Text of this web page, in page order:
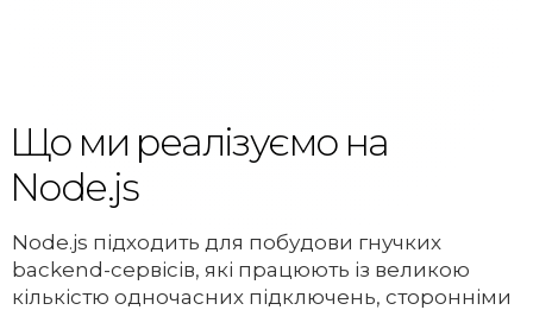
Що ми реалізуємо на
Node.js
Node.js підходить для побудови гнучких
backend-сервісів, які працюють із великою
кількістю одночасних підключень, сторонніми